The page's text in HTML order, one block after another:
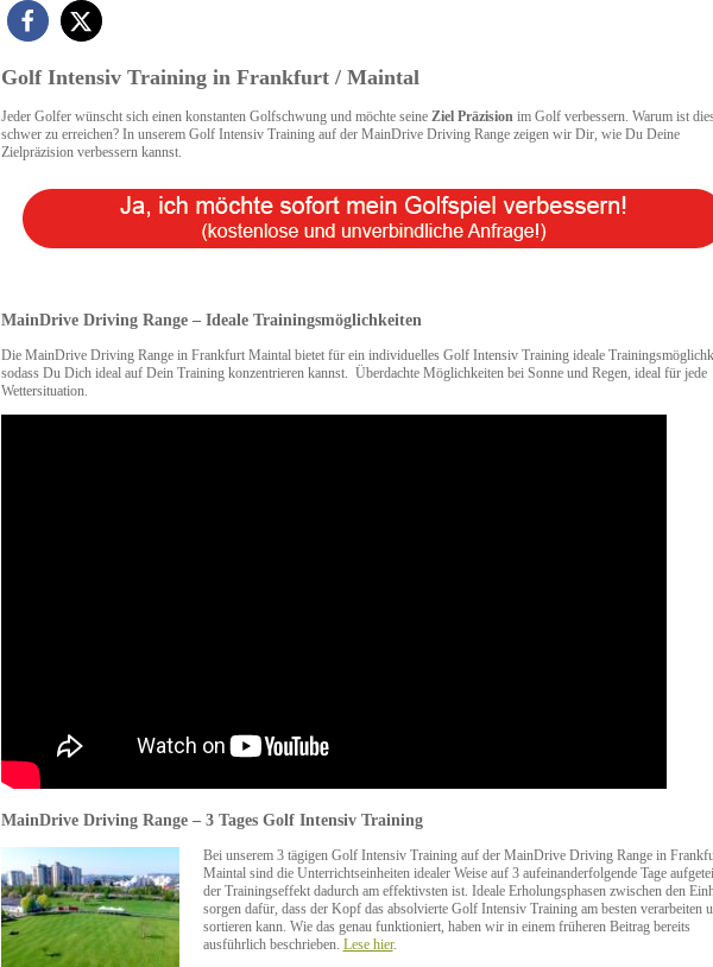
Golf Intensiv Training in Frankfurt / Maintal
Jeder Golfer wünscht sich einen konstanten Golfschwung und möchte seine Ziel Präzision im Golf verbessern. Warum ist
schwer zu erreichen? In unserem Golf Intensiv Training auf der MainDrive Driving Range zeigen wir Dir, wie Du Deine
Zielpräzision verbessern kannst.
MainDrive Driving Range – Ideale Trainingsmöglichkeiten
Die MainDrive Driving Range in Frankfurt Maintal bietet für ein individuelles Golf Intensiv Training ideale
sodass Du Dich ideal auf Dein Training konzentrieren kannst. Überdachte Möglichkeiten bei Sonne und Regen, ideal für jede
Wettersituation.
MainDrive Driving Range – 3 Tages Golf Intensiv Training
Bei unserem 3 tägigen Golf Intensiv Training auf der MainDrive Driving Range in
Maintal sind die Unterrichtseinheiten idealer Weise auf 3 aufeinanderfolgende Tage
der Trainingseffekt dadurch am effektivsten ist. Ideale Erholungsphasen zwischen den
sorgen dafür, dass der Kopf das absolvierte Golf Intensiv Training am besten verarbeiten
sortieren kann. Wie das genau funktioniert, haben wir in einem früheren Beitrag bereits
ausführlich beschrieben. Lese hier.